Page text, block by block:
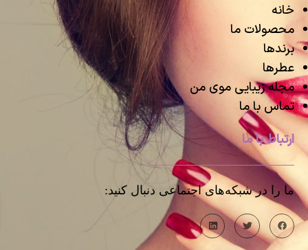
خانه
محصولات ما
برندها
عطرها
مجله زیبایی موی من
تماس با ما
ارتباط با ما
ما را در شبکه‌های اجتماعی دنبال کنید: